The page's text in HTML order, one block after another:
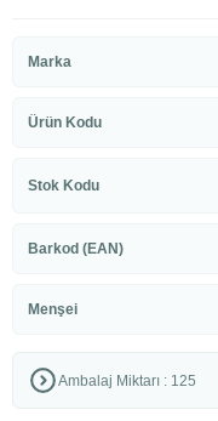
Marka
Ürün Kodu
Stok Kodu
Barkod (EAN)
Menşei
Ambalaj Miktarı : 125